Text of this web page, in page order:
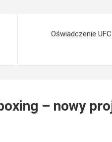
Oświadczenie
– nowy